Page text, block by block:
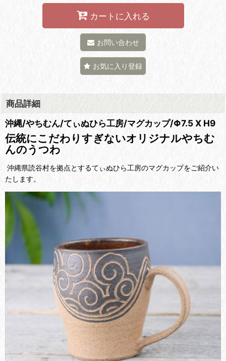
カートに入れる
お問い合わせ
お気に入り登録
商品詳細
沖縄/やちむん/てぃぬひら工房/マグカップ/Φ7.5 X H9
伝統にこだわりすぎないオリジナルやちむ
んのうつわ
沖縄県読谷村を拠点とするてぃぬひら工房のマグカップをご紹介い
たします。